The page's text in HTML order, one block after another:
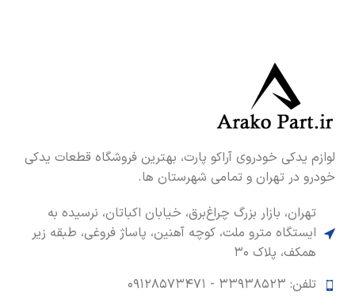
لوازم یدکی خودروی آراکو پارت، بهترین فروشگاه قطعات یدکی
خودرو در تهران و تمامی شهرستان ها.
تهران، بازار بزرگ چراغ‌برق، خیابان اکباتان، نرسیده به
ایستگاه مترو ملت، کوچه آهنین، پاساژ فروغی، طبقه زیر
همکف، پلاک ۳۰
تلفن: ۳۳۹۳۸۵۲۳ -
۰۹۱۲۸۵۷۳۴۷۱